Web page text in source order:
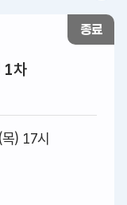
종료
1차
) 17시